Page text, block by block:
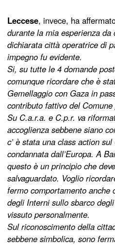
Leccese, invece, ha
durante la mia esperienza
dichiarata città operatrice di
impegno fu evidente.
Si, su tutte le 4 domande
comunque ricordare che è
Gemellaggio con Gaza in
contributo fattivo del
Su C.a.r.a. e C.p.r. va
accoglienza sebbene siano
c’ è stata una class action
condannata dall’Europa. A
questo è un principio che
salvaguardato. Voglio
fermo comportamento anche
degli Interni sullo sbarco
vissuto personalmente.
Sul riconoscimento della
sebbene simbolica, sono